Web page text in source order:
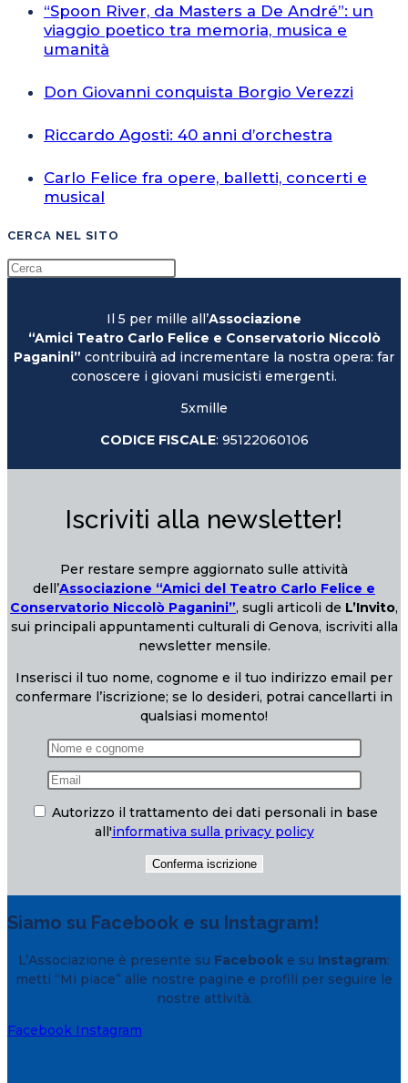
“Spoon River, da Masters a De André”: un
viaggio poetico tra memoria, musica e
umanità
Don Giovanni conquista Borgio Verezzi
Riccardo Agosti: 40 anni d’orchestra
Carlo Felice fra opere, balletti, concerti e
musical
CERCA NEL SITO
Il 5 per mille all’Associazione
“Amici Teatro Carlo Felice e Conservatorio Niccolò
Paganini” contribuirà ad incrementare la nostra opera: far
conoscere i giovani musicisti emergenti.
5xmille
CODICE FISCALE: 95122060106
Iscriviti alla newsletter!
Per restare sempre aggiornato sulle attività
dell’Associazione “Amici del Teatro Carlo Felice e
Conservatorio Niccolò Paganini”, sugli articoli de L’Invito,
sui principali appuntamenti culturali di Genova, iscriviti alla
newsletter mensile.
Inserisci il tuo nome, cognome e il tuo indirizzo email per
confermare l’iscrizione; se lo desideri, potrai cancellarti in
qualsiasi momento!
Autorizzo il trattamento dei dati personali in base
all'informativa sulla privacy policy
Siamo su Facebook e su Instagram!
L’Associazione è presente su Facebook e su Instagram:
metti “Mi piace” alle nostre pagine e profili per seguire le
nostre attività.
Facebook Instagram